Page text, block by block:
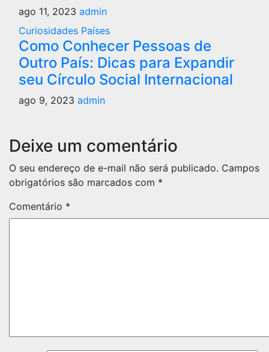
ago 11, 2023 admin
Curiosidades Países
Como Conhecer Pessoas de
Outro País: Dicas para Expandir
seu Círculo Social Internacional
ago 9, 2023 admin
Deixe um comentário
O seu endereço de e-mail não será publicado. Campos
obrigatórios são marcados com *
Comentário *